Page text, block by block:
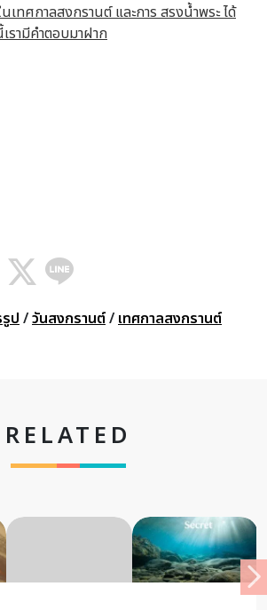
เทศกาลสงกรานต์ และการ สรงน้ำพระ ได้
รามีคำตอบมาฝาก
ป /วันสงกรานต์/ เทศกาลสงกรานต์
RELATED